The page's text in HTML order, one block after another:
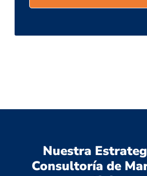
Nuestra
Consultoría de